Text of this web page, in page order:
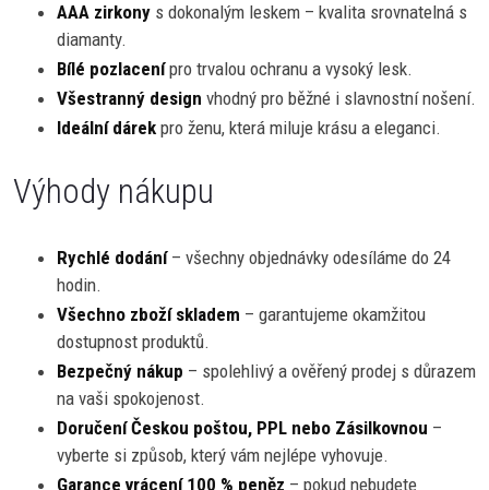
AAA zirkony s dokonalým leskem – kvalita srovnatelná s
diamanty.
Bílé pozlacenípro trvalou ochranu a vysoký lesk.
Všestranný design vhodný pro běžné i slavnostní nošení.
Ideální dárek pro ženu, která miluje krásu a eleganci.
Výhody nákupu
Rychlé dodání– všechny objednávky odesíláme do 24
hodin.
Všechno zboží skladem – garantujeme okamžitou
dostupnost produktů.
Bezpečný nákup – spolehlivý a ověřený prodej s důrazem
na vaši spokojenost.
Doručení Českou poštou, PPL nebo Zásilkovnou –
vyberte si způsob, který vám nejlépe vyhovuje.
Garance vrácení 100 % peněz – pokud nebudete